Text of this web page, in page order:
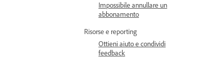
Impossibile annullare un
abbonamento
Risorse e reporting
Ottieni aiuto e condividi
feedback